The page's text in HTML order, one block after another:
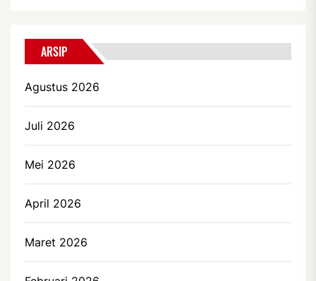
ARSIP
Agustus 2026
Juli 2026
Mei 2026
April 2026
Maret 2026